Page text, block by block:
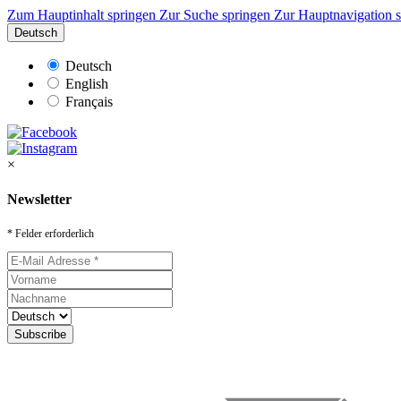
Zum Hauptinhalt springen Zur Suche springen Zur Hauptnavigation
Deutsch
Deutsch
English
Français
×
Newsletter
* Felder erforderlich